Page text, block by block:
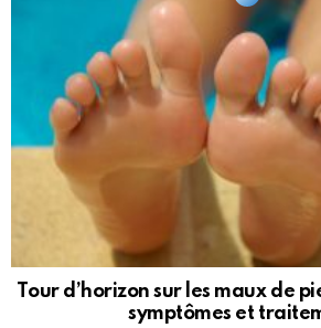
Tour d’horizon sur les maux de
symptômes et